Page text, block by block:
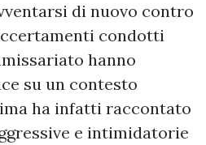
di nuovo contro
condotti
hanno
su un contesto
ha infatti raccontato
e intimidatorie